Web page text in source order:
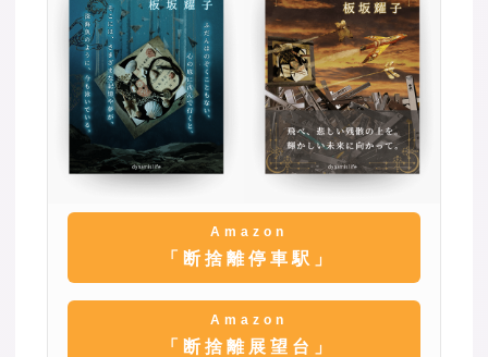
Amazon
「断捨離停車駅」
Amazon
「断捨離展望台」